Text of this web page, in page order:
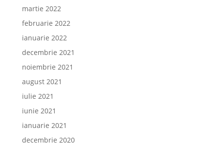
martie 2022
februarie 2022
ianuarie 2022
decembrie 2021
noiembrie 2021
august 2021
iulie 2021
iunie 2021
ianuarie 2021
decembrie 2020